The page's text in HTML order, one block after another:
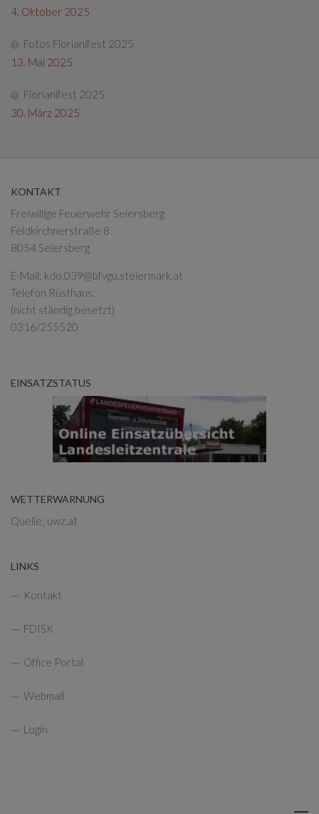
4. Oktober 2025
Fotos Florianifest 2025
13. Mai 2025
Florianifest 2025
30. März 2025
KONTAKT
Freiwillige Feuerwehr Seiersberg
Feldkirchnerstraße 8
8054 Seiersberg
E-Mail: kdo.039@bfvgu.steiermark.at
Telefon Rüsthaus:
(nicht ständig besetzt)
0316/255520
EINSATZSTATUS
WETTERWARNUNG
Quelle: uwz.at
LINKS
Kontakt
FDISK
Office Portal
Webmail
Login